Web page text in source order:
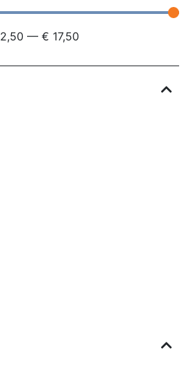
2,50 — € 17,50